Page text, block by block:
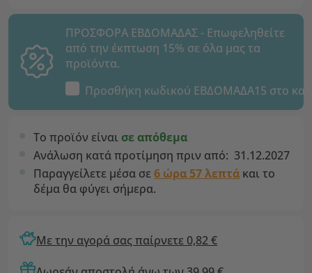
ΠΡΟΣΦΟΡΑ ΕΒΔΟΜΑΔΑΣ - Επωφεληθείτε
από την έκπτωση 15% σε όλα μας τα
προϊόντα.
Προσθήκη κωδικού ΕΒΔΟΜΑΔΑ15 στο
Το προϊόν είναι σε απόθεμα
Ανάλωση κατά προτίμηση πριν από: 31.12.2027
Παραγγείλετε μέσα σε6 ώρα 56 λεπτά και το
δέμα θα φύγει σήμερα.
Με την αγορά σας παίρνετε 0,82 €